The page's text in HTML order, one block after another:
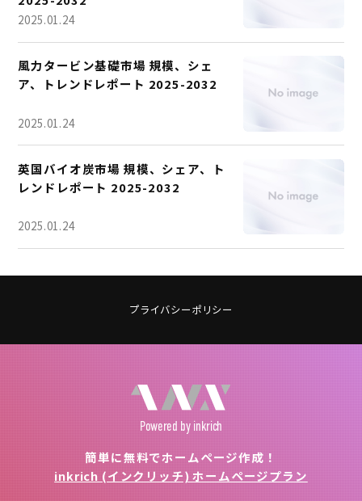
2025.01.24
風力タービン基礎市場 規模、シェ
ア、トレンドレポート 2025-2032
2025.01.24
英国バイオ炭市場 規模、シェア、ト
レンドレポート 2025-2032
2025.01.24
プライバシーポリシー
Powered by inkrich
簡単に無料でホームページ作成！
inkrich (インクリッチ) ホームページプラン